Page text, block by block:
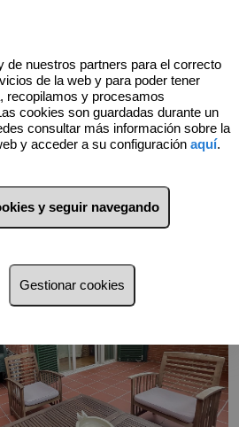
de nuestros partners para el correcto
de la web y para poder tener
recopilamos y procesamos
cookies son guardadas durante un
consultar más información sobre la
y acceder a su configuración aquí.
y seguir navegando
Gestionar cookies